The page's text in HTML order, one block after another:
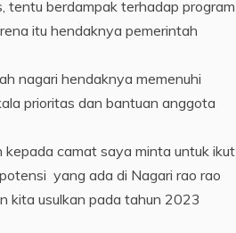
tentu berdampak terhadap program
itu hendaknya pemerintah
nagari hendaknya memenuhi
prioritas dan bantuan anggota
camat saya minta untuk ikut
yang ada di Nagari rao rao
kita usulkan pada tahun 2023